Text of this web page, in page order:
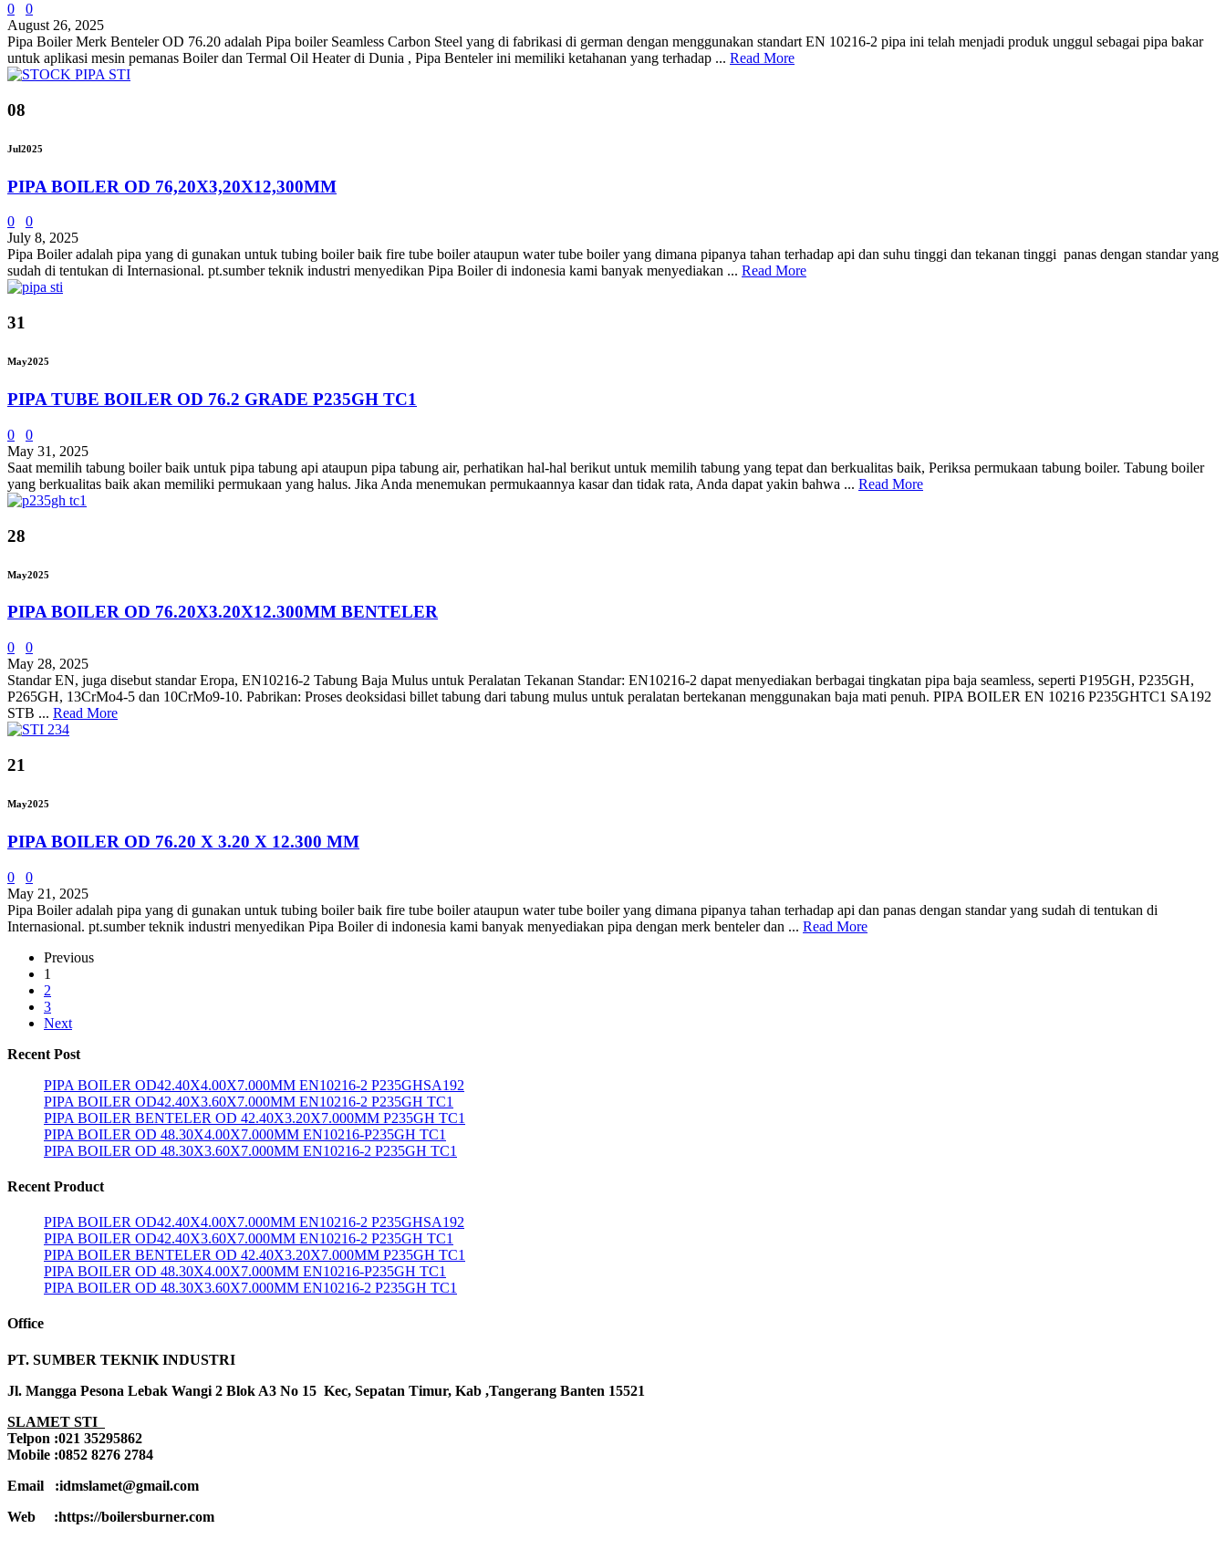
0
0
August 26, 2025
Pipa Boiler Merk Benteler OD 76.20 adalah Pipa boiler Seamless Carbon Steel yang di fabrikasi di german dengan menggunakan standart EN 10216-2 pipa ini telah menjadi produk unggul sebagai pipa bakar
untuk aplikasi mesin pemanas Boiler dan Termal Oil Heater di Dunia , Pipa Benteler ini memiliki ketahanan yang terhadap ... Read More
08
Jul2025
PIPA BOILER OD 76,20X3,20X12,300MM
0
0
July 8, 2025
Pipa Boiler adalah pipa yang di gunakan untuk tubing boiler baik fire tube boiler ataupun water tube boiler yang dimana pipanya tahan terhadap api dan suhu tinggi dan tekanan tinggi panas dengan standar yang
sudah di tentukan di Internasional. pt.sumber teknik industri menyedikan Pipa Boiler di indonesia kami banyak menyediakan ... Read More
31
May2025
PIPA TUBE BOILER OD 76.2 GRADE P235GH TC1
0
0
May 31, 2025
Saat memilih tabung boiler baik untuk pipa tabung api ataupun pipa tabung air, perhatikan hal-hal berikut untuk memilih tabung yang tepat dan berkualitas baik, Periksa permukaan tabung boiler. Tabung boiler
yang berkualitas baik akan memiliki permukaan yang halus. Jika Anda menemukan permukaannya kasar dan tidak rata, Anda dapat yakin bahwa ... Read More
28
May2025
PIPA BOILER OD 76.20X3.20X12.300MM BENTELER
0
0
May 28, 2025
Standar EN, juga disebut standar Eropa, EN10216-2 Tabung Baja Mulus untuk Peralatan Tekanan Standar: EN10216-2 dapat menyediakan berbagai tingkatan pipa baja seamless, seperti P195GH, P235GH,
P265GH, 13CrMo4-5 dan 10CrMo9-10. Pabrikan: Proses deoksidasi billet tabung dari tabung mulus untuk peralatan bertekanan menggunakan baja mati penuh. PIPA BOILER EN 10216 P235GHTC1 SA192
STB ... Read More
21
May2025
PIPA BOILER OD 76.20 X 3.20 X 12.300 MM
0
0
May 21, 2025
Pipa Boiler adalah pipa yang di gunakan untuk tubing boiler baik fire tube boiler ataupun water tube boiler yang dimana pipanya tahan terhadap api dan panas dengan standar yang sudah di tentukan di
Internasional. pt.sumber teknik industri menyedikan Pipa Boiler di indonesia kami banyak menyediakan pipa dengan merk benteler dan ... Read More
Previous
1
2
3
Next
Recent Post
PIPA BOILER OD42.40X4.00X7.000MM EN10216-2 P235GHSA192
PIPA BOILER OD42.40X3.60X7.000MM EN10216-2 P235GH TC1
PIPA BOILER BENTELER OD 42.40X3.20X7.000MM P235GH TC1
PIPA BOILER OD 48.30X4.00X7.000MM EN10216-P235GH TC1
PIPA BOILER OD 48.30X3.60X7.000MM EN10216-2 P235GH TC1
Recent Product
PIPA BOILER OD42.40X4.00X7.000MM EN10216-2 P235GHSA192
PIPA BOILER OD42.40X3.60X7.000MM EN10216-2 P235GH TC1
PIPA BOILER BENTELER OD 42.40X3.20X7.000MM P235GH TC1
PIPA BOILER OD 48.30X4.00X7.000MM EN10216-P235GH TC1
PIPA BOILER OD 48.30X3.60X7.000MM EN10216-2 P235GH TC1
Office
PT. SUMBER TEKNIK INDUSTRI
Jl. Mangga Pesona Lebak Wangi 2 Blok A3 No 15 Kec, Sepatan Timur, Kab ,Tangerang Banten 15521
SLAMET STI
Telpon :021 35295862
Mobile :0852 8276 2784
Email :idmslamet@gmail.com
Web :https://boilersburner.com